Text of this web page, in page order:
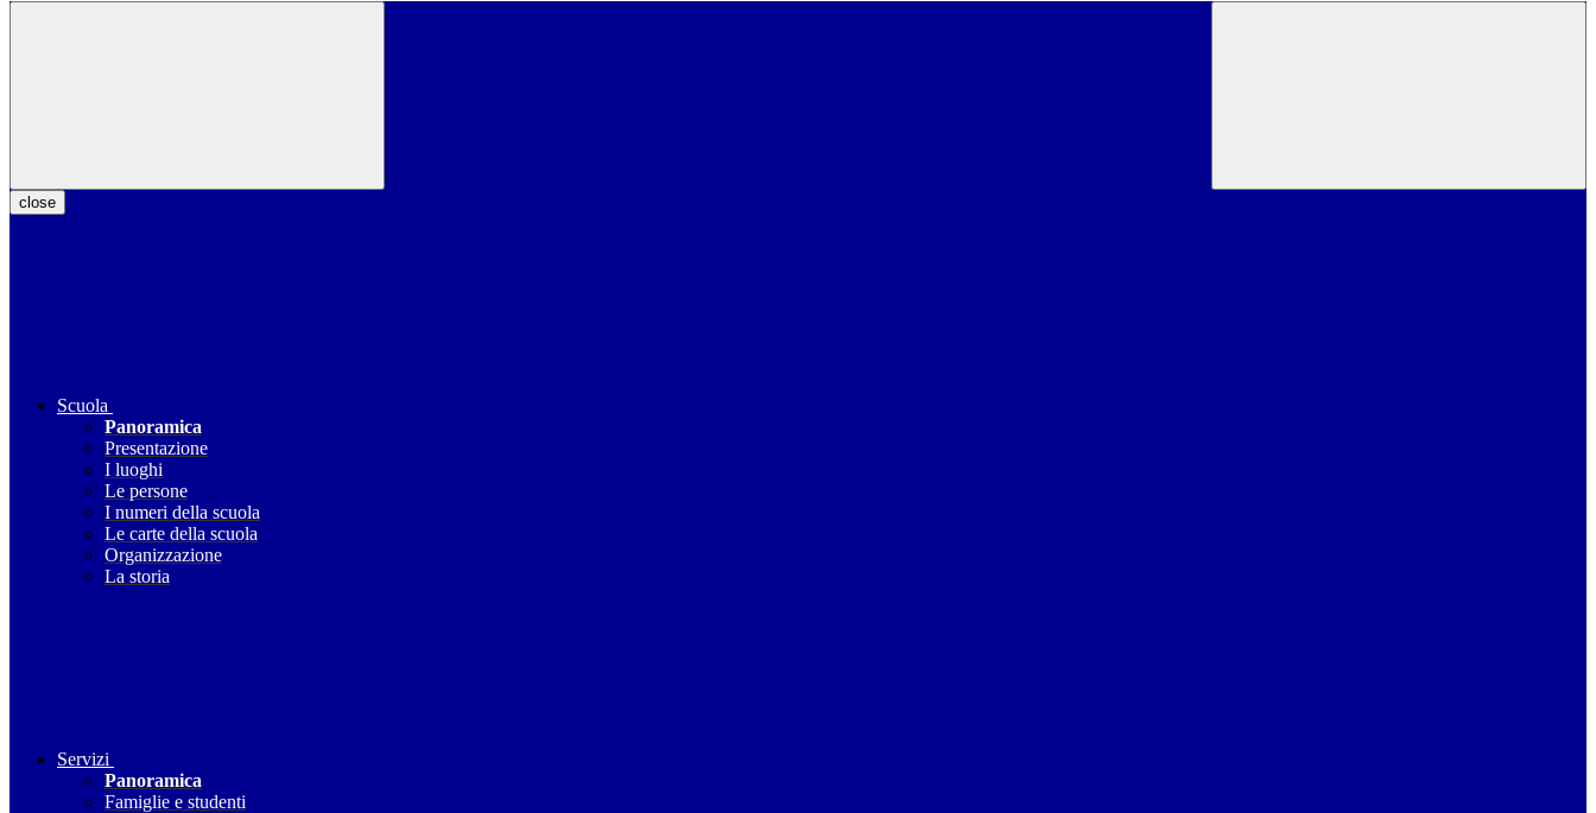
close
Scuola
Panoramica
Presentazione
I luoghi
Le persone
I numeri della scuola
Le carte della scuola
Organizzazione
La storia
Servizi
Panoramica
Famiglie e studenti